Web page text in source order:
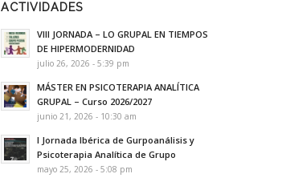
ACTIVIDADES
VIII JORNADA – LO GRUPAL EN TIEMPOS
DE HIPERMODERNIDAD
julio 26, 2026 - 5:39 pm
MÁSTER EN PSICOTERAPIA ANALÍTICA
GRUPAL – Curso 2026/2027
junio 21, 2026 - 10:30 am
I Jornada Ibérica de Gurpoanálisis y
Psicoterapia Analítica de Grupo
mayo 25, 2026 - 5:08 pm